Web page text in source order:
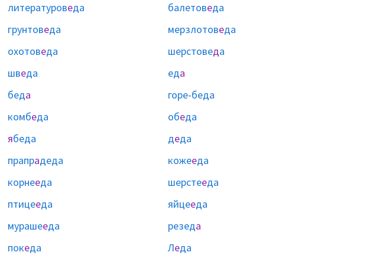
литературоведа балетоведа
грунтоведа мерзлотоведа
охотоведа шерстоведа
шведа еда
беда
горе-беда
комбеда обеда
ябеда деда
прапрадеда кожееда
корнееда шерстееда
птицееда яйцееда
мурашееда резеда
покеда Леда